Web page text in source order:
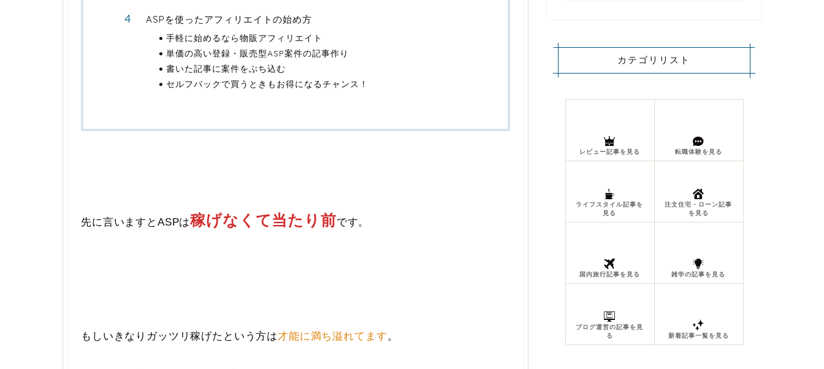
ASPを使ったアフィリエイトの始め方
手軽に始めるなら物販アフィリエイト
単価の高い登録・販売型ASP案件の記事作り
書いた記事に案件をぶち込む
セルフバックで買うときもお得になるチャンス！
先に言いますとASPは稼げなくて当たり前です。
もしいきなりガッツリ稼げたという方は才能に満ち溢れてます。
カテゴリリスト
レビュー記事を見る 転職体験を見る
ライフスタイル記事を
見る
注文住宅・ローン記事
を見る
国内旅行記事を見る 雑学の記事を見る
ブログ運営の記事を見
る
新着記事一覧を見る